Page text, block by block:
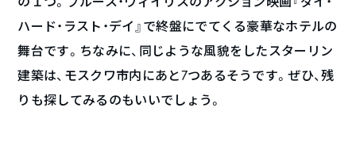
ハード・ラスト・デイ』で終盤にでてくる豪華なホテルの
舞台です。ちなみに、同じような風貌をしたスターリン
建築は、モスクワ市内にあと7つあるそうです。ぜひ、残
りも探してみるのもいいでしょう。